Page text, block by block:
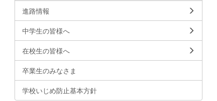
進路情報
中学生の皆様へ
在校生の皆様へ
卒業生のみなさま
学校いじめ防止基本方針